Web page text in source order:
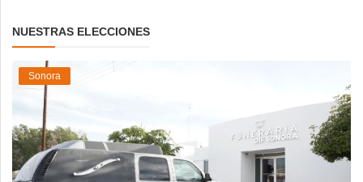
NUESTRAS ELECCIONES
Sonora